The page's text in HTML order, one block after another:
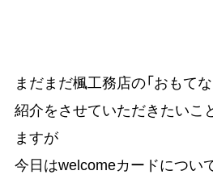
まだまだ楓工務店の「おもて
紹介をさせていただきたいこ
ますが
今日はwelcomeカードについ